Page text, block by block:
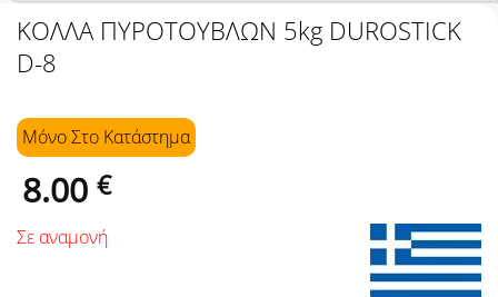
ΚΟΛΛΑ ΠΥΡΟΤΟΥΒΛΩΝ 5kg DUROSTICK
D-8
Μόνο Στo Κατάστημα
8.00 €
Σε αναμονή